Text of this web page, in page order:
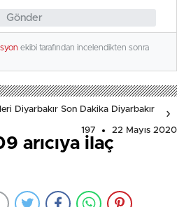
Gönder
ekibi tarafından incelendikten sonra
Diyarbakır Son Dakika Diyarbakır
197 22 Mayıs 2020
arıcıya ilaç